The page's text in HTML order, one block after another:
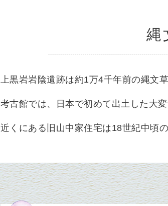
縄
上黒岩岩陰遺跡は約1万4千年前の縄文
考古館では、日本で初めて出土した大
近くにある旧山中家住宅は18世紀中頃